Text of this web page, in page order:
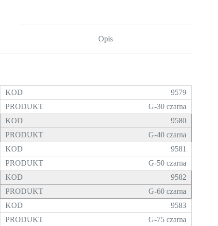
Opis
9579
G-30 czarna
9580
G-40 czarna
9581
G-50 czarna
9582
G-60 czarna
9583
G-75 czarna